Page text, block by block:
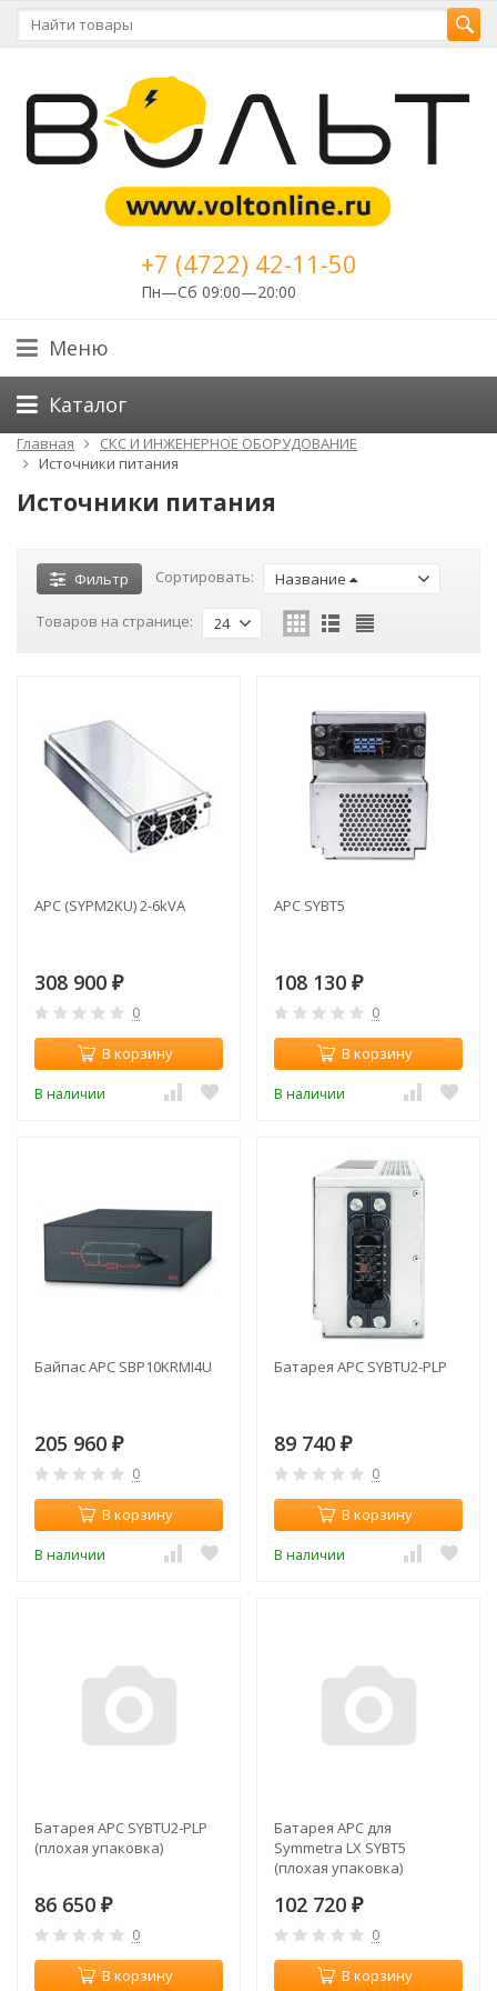
+7 (4722) 42-11-50
Пн—Сб 09:00—20:00
Меню
Каталог
Главная
СКС И ИНЖЕНЕРНОЕ ОБОРУДОВАНИЕ
Источники питания
Источники питания
Фильтр Сортировать: Название
Товаров на странице: 24
APC (SYPM2KU) 2-6kVA
308 900 ₽
0
В корзину
В наличии
APC SYBT5
108 130 ₽
0
В корзину
В наличии
Байпас APC SBP10KRMI4U
205 960 ₽
0
В корзину
В наличии
Батарея APC SYBTU2-PLP
89 740 ₽
0
В корзину
В наличии
Батарея APC SYBTU2-PLP
(плохая упаковка)
86 650 ₽
0
В корзину
Батарея APC для
Symmetra LX SYBT5
(плохая упаковка)
102 720 ₽
0
В корзину